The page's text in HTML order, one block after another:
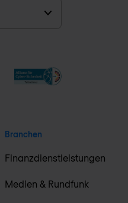
Branchen
Finanzdienstleistungen
Medien & Rundfunk